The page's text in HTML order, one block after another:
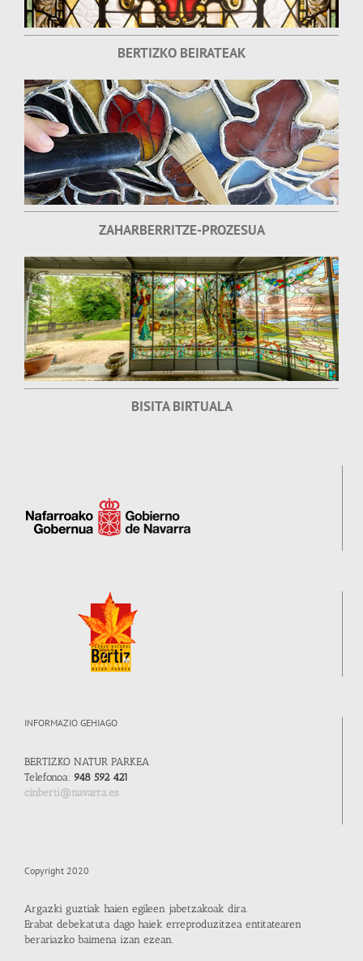
BERTIZKO BEIRATEAK
ZAHARBERRITZE-PROZESUA
BISITA BIRTUALA
INFORMAZIO GEHIAGO
BERTIZKO NATUR PARKEA
Telefonoa: 948 592 421
cinberti@navarra.es
Copyright 2020
Argazki guztiak haien egileen jabetzakoak dira.
Erabat debekatuta dago haiek erreproduzitzea entitatearen
berariazko baimena izan ezean.